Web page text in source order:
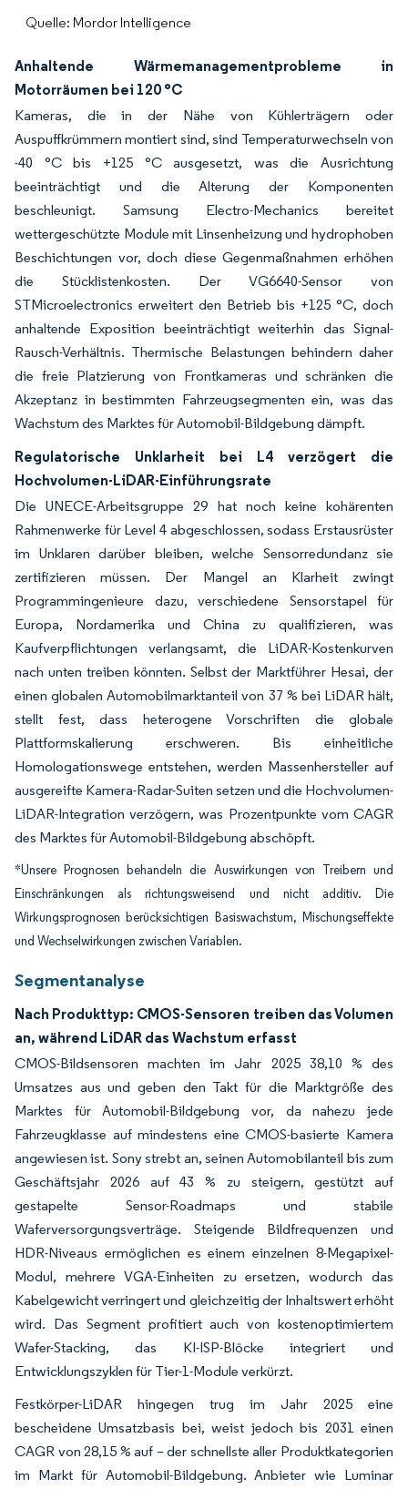
Quelle: Mordor Intelligence
Anhaltende Wärmemanagementprobleme in
Motorräumen bei 120 °C
Kameras, die in der Nähe von Kühlerträgern oder
Auspuffkrümmern montiert sind, sind Temperaturwechseln von
-40 °C bis +125 °C ausgesetzt, was die Ausrichtung
beeinträchtigt und die Alterung der Komponenten
beschleunigt. Samsung Electro-Mechanics bereitet
wettergeschützte Module mit Linsenheizung und hydrophoben
Beschichtungen vor, doch diese Gegenmaßnahmen erhöhen
die Stücklistenkosten. Der VG6640-Sensor von
STMicroelectronics erweitert den Betrieb bis +125 °C, doch
anhaltende Exposition beeinträchtigt weiterhin das Signal-
Rausch-Verhältnis. Thermische Belastungen behindern daher
die freie Platzierung von Frontkameras und schränken die
Akzeptanz in bestimmten Fahrzeugsegmenten ein, was das
Wachstum des Marktes für Automobil-Bildgebung dämpft.
Regulatorische Unklarheit bei L4 verzögert die
Hochvolumen-LiDAR-Einführungsrate
Die UNECE-Arbeitsgruppe 29 hat noch keine kohärenten
Rahmenwerke für Level 4 abgeschlossen, sodass Erstausrüster
im Unklaren darüber bleiben, welche Sensorredundanz sie
zertifizieren müssen. Der Mangel an Klarheit zwingt
Programmingenieure dazu, verschiedene Sensorstapel für
Europa, Nordamerika und China zu qualifizieren, was
Kaufverpflichtungen verlangsamt, die LiDAR-Kostenkurven
nach unten treiben könnten. Selbst der Marktführer Hesai, der
einen globalen Automobilmarktanteil von 37 % bei LiDAR hält,
stellt fest, dass heterogene Vorschriften die globale
Plattformskalierung erschweren. Bis einheitliche
Homologationswege entstehen, werden Massenhersteller auf
ausgereifte Kamera-Radar-Suiten setzen und die Hochvolumen-
LiDAR-Integration verzögern, was Prozentpunkte vom CAGR
des Marktes für Automobil-Bildgebung abschöpft.
*Unsere Prognosen behandeln die Auswirkungen von Treibern und
Einschränkungen als richtungsweisend und nicht additiv. Die
Wirkungsprognosen berücksichtigen Basiswachstum, Mischungseffekte
und Wechselwirkungen zwischen Variablen.
Segmentanalyse
Nach Produkttyp: CMOS-Sensoren treiben das Volumen
an, während LiDAR das Wachstum erfasst
CMOS-Bildsensoren machten im Jahr 2025 38,10 % des
Umsatzes aus und geben den Takt für die Marktgröße des
Marktes für Automobil-Bildgebung vor, da nahezu jede
Fahrzeugklasse auf mindestens eine CMOS-basierte Kamera
angewiesen ist. Sony strebt an, seinen Automobilanteil bis zum
Geschäftsjahr 2026 auf 43 % zu steigern, gestützt auf
gestapelte Sensor-Roadmaps und stabile
Waferversorgungsverträge. Steigende Bildfrequenzen und
HDR-Niveaus ermöglichen es einem einzelnen 8-Megapixel-
Modul, mehrere VGA-Einheiten zu ersetzen, wodurch das
Kabelgewicht verringert und gleichzeitig der Inhaltswert erhöht
wird. Das Segment profitiert auch von kostenoptimiertem
Wafer-Stacking, das KI-ISP-Blöcke integriert und
Entwicklungszyklen für Tier-1-Module verkürzt.
Festkörper-LiDAR hingegen trug im Jahr 2025 eine
bescheidene Umsatzbasis bei, weist jedoch bis 2031 einen
CAGR von 28,15 % auf – der schnellste aller Produktkategorien
im Markt für Automobil-Bildgebung. Anbieter wie Luminar